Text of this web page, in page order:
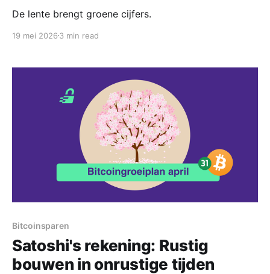
De lente brengt groene cijfers.
19 mei 2026 3 min read
Bitcoinsparen
Satoshi's rekening: Rustig
bouwen in onrustige tijden